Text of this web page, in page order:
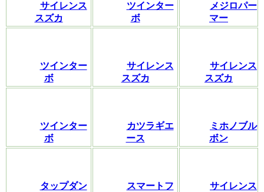
サイレンス
スズカ
ツインター
ボ
メジロパー
マー
ツインター
ボ
サイレンス
スズカ
サイレンス
スズカ
ツインター
ボ
カツラギエ
ース
ミホノブル
ボン
タップダン
スマートフ
サイレンス